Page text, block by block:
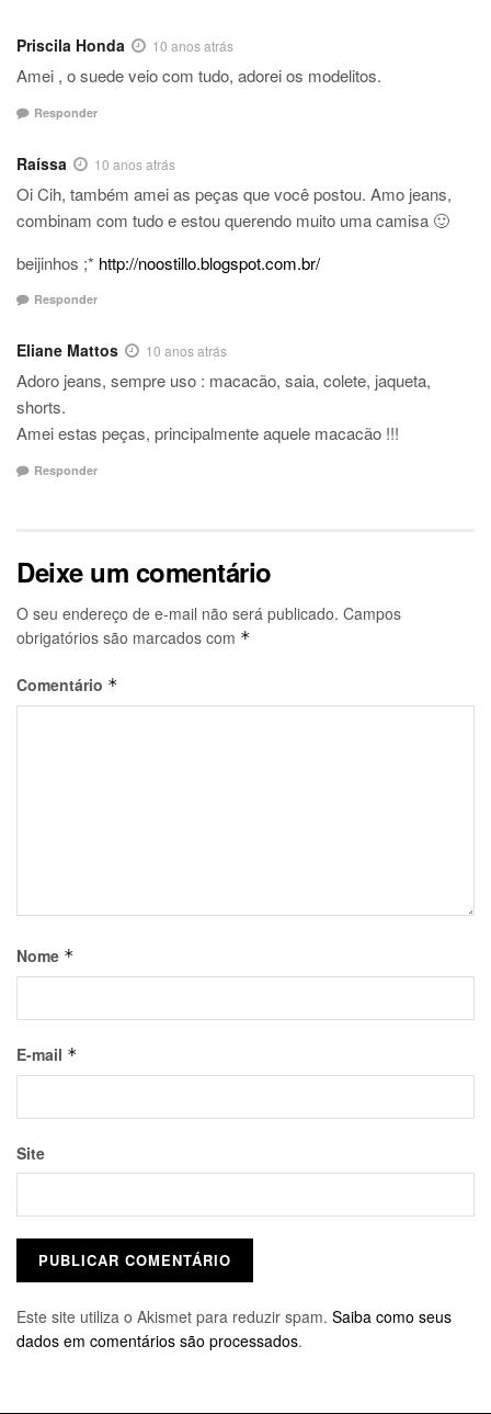
Priscila Honda 10 anos atrás
Amei , o suede veio com tudo, adorei os modelitos.
Responder
Raíssa 10 anos atrás
Oi Cih, também amei as peças que você postou. Amo jeans,
combinam com tudo e estou querendo muito uma camisa 🙂
beijinhos ;* http://noostillo.blogspot.com.br/
Responder
Eliane Mattos 10 anos atrás
Adoro jeans, sempre uso : macacão, saia, colete, jaqueta,
shorts.
Amei estas peças, principalmente aquele macacão !!!
Responder
Deixe um comentário
O seu endereço de e-mail não será publicado. Campos
obrigatórios são marcados com *
Comentário *
Nome *
E-mail *
Site
Este site utiliza o Akismet para reduzir spam. Saiba como seus
dados em comentários são processados.